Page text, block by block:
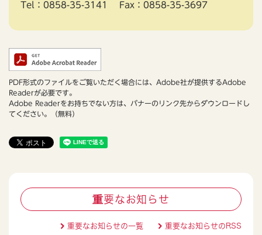
Tel：0858-35-3141
Fax：0858-35-3697
PDF形式のファイルをご覧いただく場合には、Adobe社が提供するAdobe
Readerが必要です。
Adobe Readerをお持ちでない方は、バナーのリンク先からダウンロードし
てください。（無料）
重要なお知らせ
重要なお知らせの一覧 重要なお知らせのRSS